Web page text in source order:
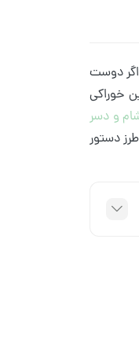
اگر دوست
خوراکی
و دسر
دستور